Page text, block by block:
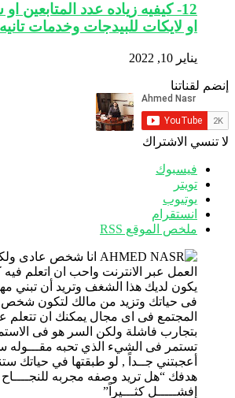
12- كيفيه زياده عدد المتابعين
او لايكات للبيدجات وخدمات تانيه
يناير 10, 2022
إنضم لقناتنا
لا تنسي الاشتراك
فيسبوك
تويتر
يوتيوب
انستقرام
ملخص الموقع RSS